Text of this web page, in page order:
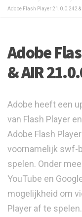
Adobe Flash Player 21.0.0.242
Adobe
& AIR
Adobe heeft een
van Flash Player
Adobe Flash
voornamelijk swf-
spelen. Onder
YouTube en
mogelijkheid om
Player af te